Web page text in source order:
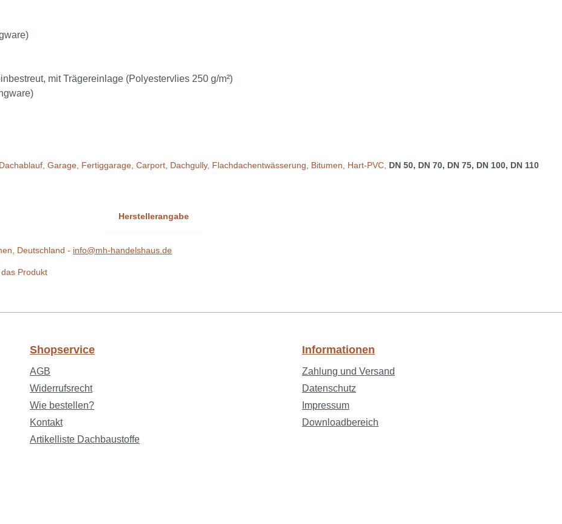
mit Trägereinlage (Polyestervlies 250 g/m²)
Garage, Fertiggarage, Carport, Dachgully, Flachdachentwässerung, Bitumen, Hart-PVC, DN 50, DN 70, DN 75, DN 100, DN 110
Herstellerangabe
Deutschland - info@mh-handelshaus.de
Produkt
Shopservice
AGB
Widerrufsrecht
Wie bestellen?
Kontakt
Artikelliste Dachbaustoffe
Informationen
Zahlung und Versand
Datenschutz
Impressum
Downloadbereich